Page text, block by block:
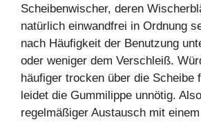
Scheibenwischer, deren
natürlich einwandfrei in Ordnung
nach Häufigkeit der Benutzung
oder weniger dem Verschleiß.
häufiger trocken über die Scheibe
leidet die Gummilippe unnötig.
regelmäßiger Austausch mit